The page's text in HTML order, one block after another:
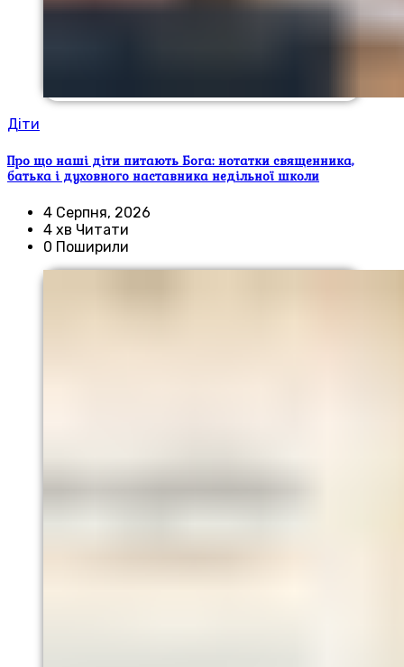
Діти
Про що наші діти питають Бога: нотатки священника,
батька і духовного наставника недільної школи
4 Серпня, 2026
4 хв Читати
0 Поширили